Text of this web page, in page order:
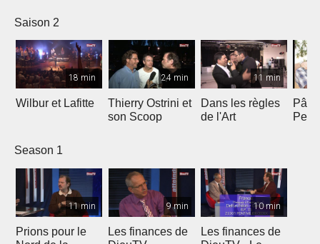
Saison 2
18 min
Wilbur et Lafitte
24 min
Thierry Ostrini et
son Scoop
11 min
Dans les règles
de l'Art
Season 1
11 min
Prions pour le
9 min
Les finances de
10 min
Les finances de